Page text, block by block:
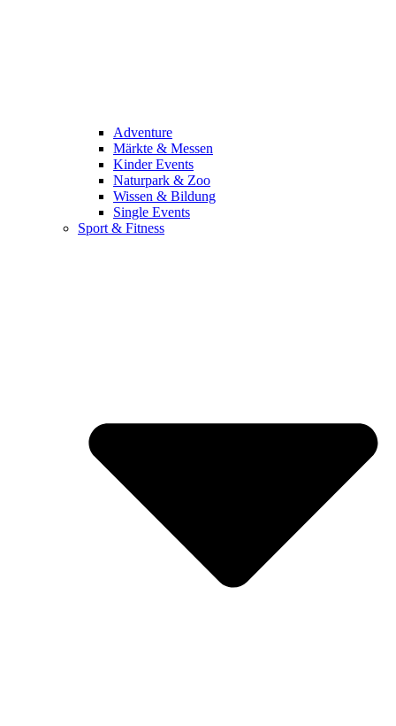
Adventure
Märkte & Messen
Kinder Events
Naturpark & Zoo
Wissen & Bildung
Single Events
Sport & Fitness